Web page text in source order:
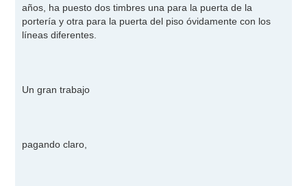
años, ha puesto dos timbres una para la puerta de la
portería y otra para la puerta del piso óvidamente con los
líneas diferentes.
Un gran trabajo
pagando claro,